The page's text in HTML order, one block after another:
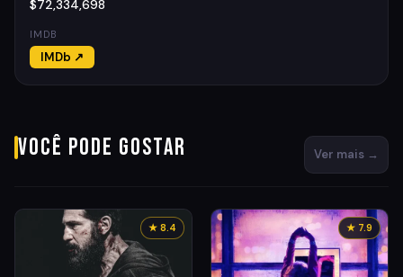
$72,334,698
IMDB
IMDb ↗
Você pode gostar Ver mais →
★ 8.4 ★ 7.9